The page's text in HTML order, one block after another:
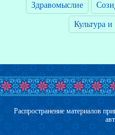
Здравомыслие
Культура
Распространение материалов